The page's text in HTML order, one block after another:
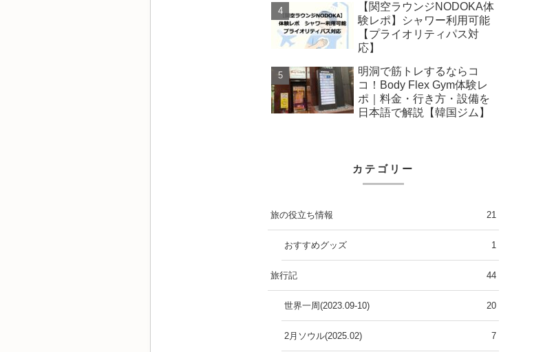
【関空ラウンジNODOKA体
験レポ】シャワー利用可能
【プライオリティパス対
応】
明洞で筋トレするならコ
コ！Body Flex Gym体験レ
ポ｜料金・行き方・設備を
日本語で解説【韓国ジム】
カテゴリー
旅の役立ち情報 21
おすすめグッズ 1
旅行記 44
世界一周(2023.09-10) 20
2月ソウル(2025.02) 7